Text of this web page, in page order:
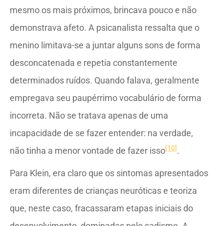
mesmo os mais próximos, brincava pouco e não
demonstrava afeto. A psicanalista ressalta que o
menino limitava-se a juntar alguns sons de forma
desconcatenada e repetia constantemente
determinados ruídos. Quando falava, geralmente
empregava seu paupérrimo vocabulário de forma
incorreta. Não se tratava apenas de uma
incapacidade de se fazer entender: na verdade,
não tinha a menor vontade de fazer isso[10].
Para Klein, era claro que os sintomas apresentados
eram diferentes de crianças neuróticas e teoriza
que, neste caso, fracassaram etapas iniciais do